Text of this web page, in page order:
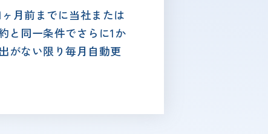
月前までに当社または
と同一条件でさらに1か
がない限り毎月自動更